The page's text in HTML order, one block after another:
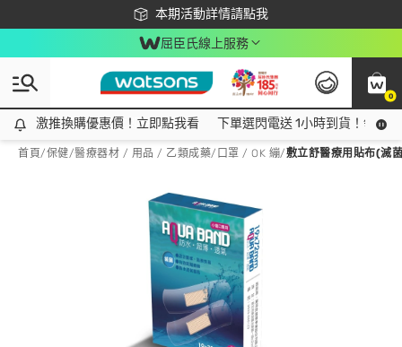
本期活動詳情請點我
下載app最高回饋$350
屈臣氏線上服務
0
激推換購優惠價！立即點我看
激推換購優惠價！立即點我看 下單選閃電送 1小時到貨！領神
首頁/保健/醫療器材 / 用品 / 乙類成藥/ 口罩 / OK 繃/敷立舒醫療用貼布(滅